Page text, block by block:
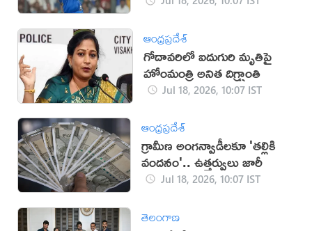
ఆంధ్రప్రదేశ్
గోదావరిలో ఐదుగురి మృతిపై
హోంమంత్రి అనిత దిగ్భ్రాంతి
Jul 18, 2026, 10:07 IST
ఆంధ్రప్రదేశ్
గ్రామీణ అంగన్వాడీలకూ 'తల్లికి
వందనం'.. ఉత్తర్వులు జారీ
Jul 18, 2026, 10:07 IST
తెలంగాణ